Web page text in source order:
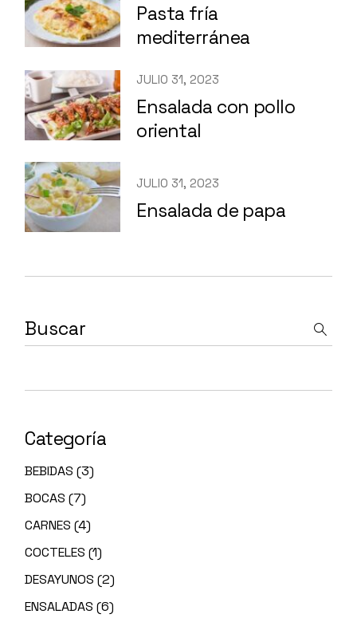
Pasta fría
mediterránea
JULIO 31, 2023
Ensalada con pollo
oriental
JULIO 31, 2023
Ensalada de papa
Categoría
BEBIDAS (3)
BOCAS (7)
CARNES (4)
COCTELES (1)
DESAYUNOS (2)
ENSALADAS (6)